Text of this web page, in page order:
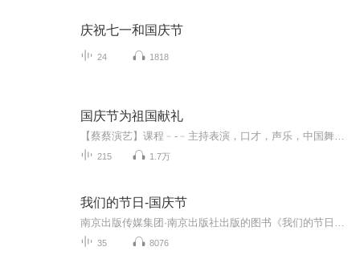
庆祝七一和国庆节
24 1818
国庆节为祖国献礼
215 1.7万
我们的节日-国庆节
35 8076